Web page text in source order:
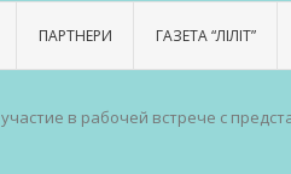
ПАРТНЕРИ ГАЗЕТА “ЛІЛІТ”
в рабочей встрече с